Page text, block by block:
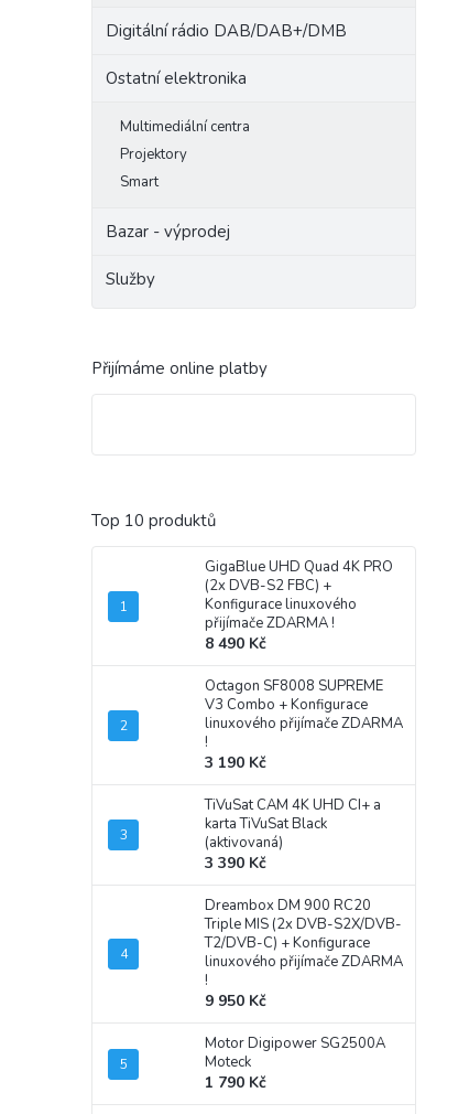
Digitální rádio DAB/DAB+/DMB
Ostatní elektronika
Multimediální centra
Projektory
Smart
Bazar - výprodej
Služby
Přijímáme online platby
Top 10 produktů
GigaBlue UHD Quad 4K PRO
(2x DVB-S2 FBC) +
Konfigurace linuxového
přijímače ZDARMA !
8 490 Kč
Octagon SF8008 SUPREME
V3 Combo + Konfigurace
linuxového přijímače ZDARMA
!
3 190 Kč
TiVuSat CAM 4K UHD CI+ a
karta TiVuSat Black
(aktivovaná)
3 390 Kč
Dreambox DM 900 RC20
Triple MIS (2x DVB-S2X/DVB-
T2/DVB-C) + Konfigurace
linuxového přijímače ZDARMA
!
9 950 Kč
Motor Digipower SG2500A
Moteck
1 790 Kč